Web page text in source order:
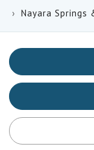
Nayara Springs